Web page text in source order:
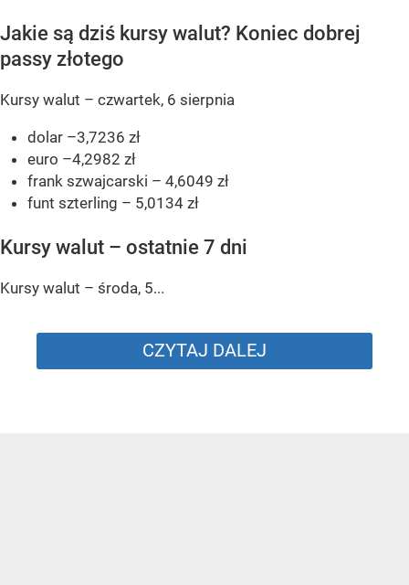
Jakie są dziś kursy walut? Koniec dobrej
passy złotego
Kursy walut – czwartek, 6 sierpnia
dolar –3,7236 zł
euro –4,2982 zł
frank szwajcarski – 4,6049 zł
funt szterling – 5,0134 zł
Kursy walut – ostatnie 7 dni
Kursy walut – środa, 5...
CZYTAJ DALEJ